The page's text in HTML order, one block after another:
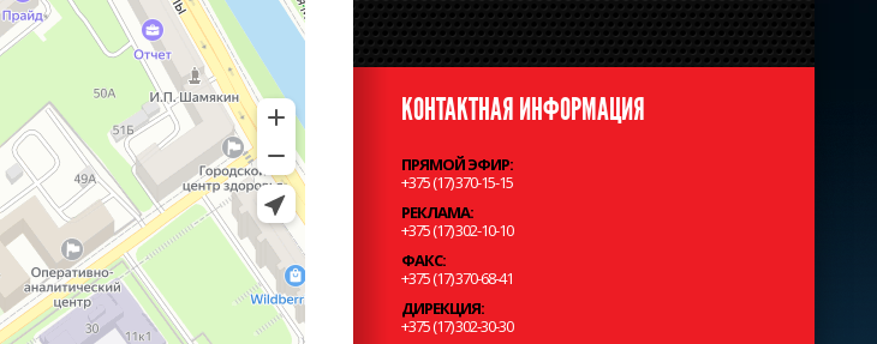
КОНТАКТНАЯ ИНФОРМАЦИЯ
ПРЯМОЙ ЭФИР:
+375 (17) 370-15-15
РЕКЛАМА:
+375 (17) 302-10-10
ФАКС:
+375 (17) 370-68-41
ДИРЕКЦИЯ:
+375 (17) 302-30-30